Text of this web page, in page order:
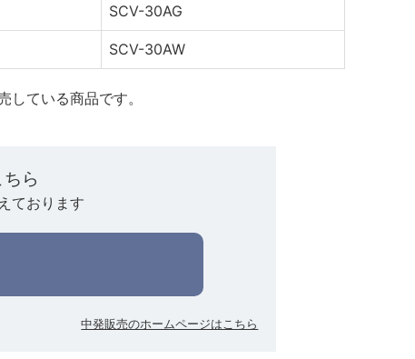
SCV-30AG
SCV-30AW
ている商品です。
ら
ております
中発販売のホームページはこちら